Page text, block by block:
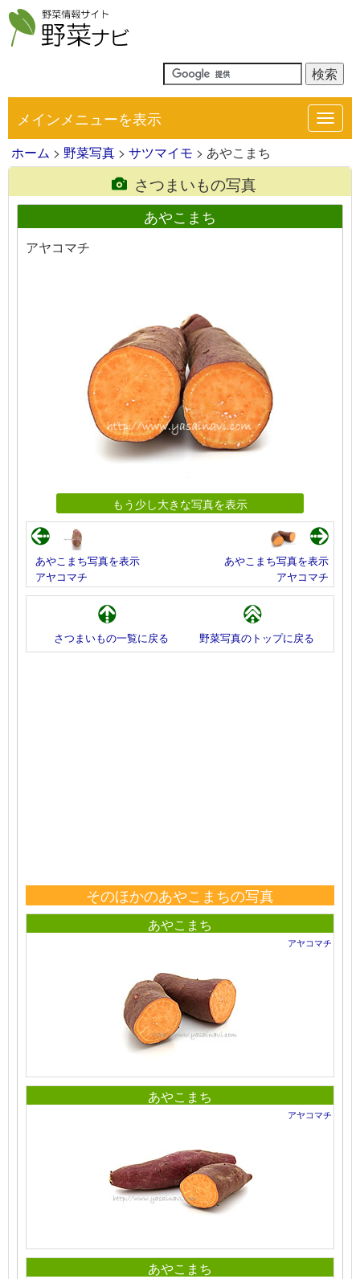
メインメニューを表示
ホーム > 野菜写真 > サツマイモ > あやこまち
さつまいもの写真
あやこまち
アヤコマチ
もう少し大きな写真を表示
あやこまち写真を表示
アヤコマチ
あやこまち写真を表示
アヤコマチ
さつまいもの一覧に戻る 野菜写真のトップに戻る
そのほかのあやこまちの写真
あやこまち
アヤコマチ
あやこまち
アヤコマチ
あやこまち